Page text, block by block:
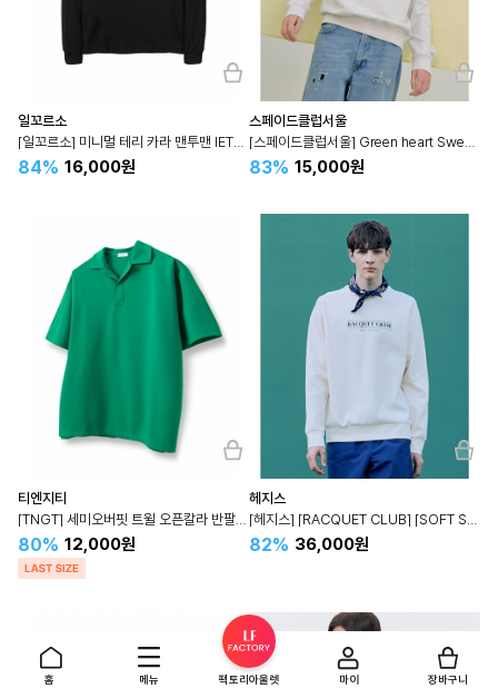
일꼬르소
84% 16,000원
스페이드클럽서울
83% 15,000원
티엔지티
80% 12,000원
헤지스
82% 36,000원
홈 메뉴 팩토리아울렛 마이 장바구니